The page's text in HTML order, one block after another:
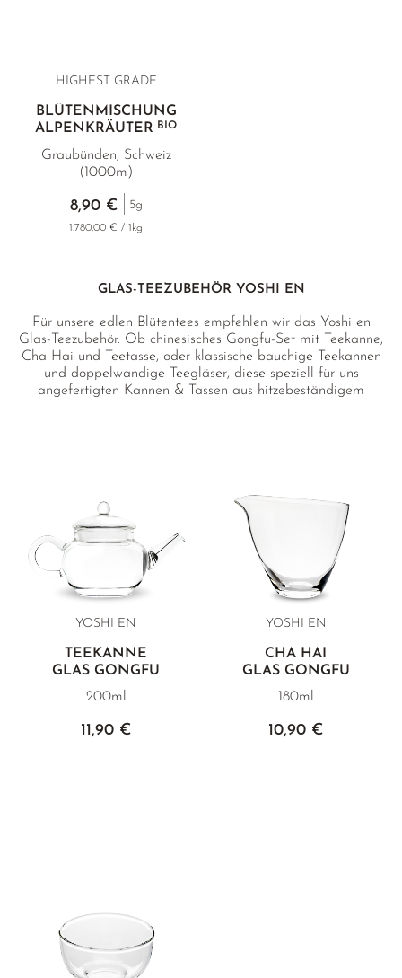
HIGHEST GRADE
BLÜTENMISCHUNG
ALPENKRÄUTER BIO
Graubünden, Schweiz
(1000m)
8,90 € 5g
1.780,00 € / 1kg
GLAS-TEEZUBEHÖR YOSHI EN
Für unsere edlen Blütentees empfehlen wir das Yoshi en
Glas-Teezubehör. Ob chinesisches Gongfu-Set mit Teekanne,
Cha Hai und Teetasse, oder klassische bauchige Teekannen
und doppelwandige Teegläser, diese speziell für uns
angefertigten Kannen & Tassen aus hitzebeständigem
YOSHI EN
TEEKANNE
GLAS GONGFU
200ml
11,90 €
YOSHI EN
CHA HAI
GLAS GONGFU
180ml
10,90 €